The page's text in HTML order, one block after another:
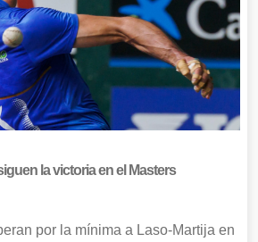
la victoria en el Masters
por la mínima a Laso-Martija en